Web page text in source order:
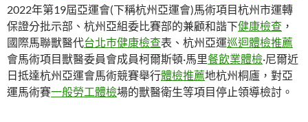
2022年第19屆亞運會(下稱杭州亞運會)馬術項目杭州市運轉
保證分批示部、杭州亞組委比賽部的兼顧和諧下健康檢查 ，
國際馬聯獸醫代台北巿健康檢查表、杭州亞運巡迴體檢推薦
會馬術項目獸醫委員會成員柯爾斯頓·馬里餐飲業體檢·尼爾近
日抵達杭州亞運會馬術競賽舉行體檢推薦地杭州桐廬，對亞
運馬術賽一般勞工體檢場的獸醫衛生等項目停止領導檢討。